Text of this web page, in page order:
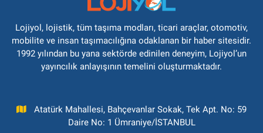
Lojiyol, lojistik, tüm taşıma modları, ticari araçlar, otomotiv,
mobilite ve insan taşımacılığına odaklanan bir haber sitesidir.
1992 yılından bu yana sektörde edinilen deneyim, Lojiyol’un
yayıncılık anlayışının temelini oluşturmaktadır.
Atatürk Mahallesi, Bahçevanlar Sokak, Tek Apt. No: 59
Daire No: 1 Ümraniye/İSTANBUL